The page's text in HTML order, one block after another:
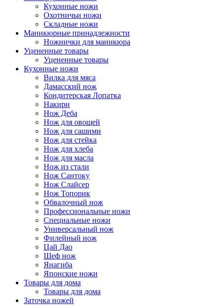
Кухонные ножи
Охотничьи ножи
Складные ножи
Маникюрные принадлежности
Ножнички для маникюра
Уцененные товары
Уцененные товары
Кухонные ножи
Вилка для мяса
Дамасский нож
Кондитерская Лопатка
Накири
Нож Деба
Нож для овощей
Нож для сашими
Нож для стейка
Нож для хлеба
Нож для масла
Нож из стали
Нож Сантоку
Нож Слайсер
Нож Топорик
Обвалочный нож
Профессиональные ножи
Специальные ножи
Универсальный нож
Филейный нож
Цай Дао
Шеф нож
Янагиба
Японские ножи
Товары для дома
Товары для дома
Заточка ножей